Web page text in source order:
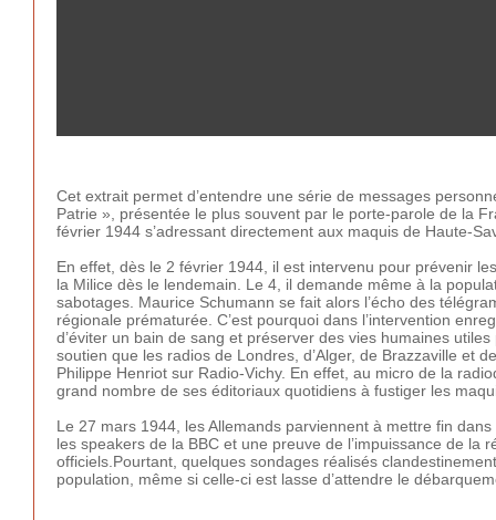
Cet extrait permet d’entendre une série de messages
Patrie », présentée le plus souvent par le porte-parole de la
février 1944 s’adressant directement aux maquis de Haute-
En effet, dès le 2 février 1944, il est intervenu pour prévenir
la Milice dès le lendemain. Le 4, il demande même à la
sabotages. Maurice Schumann se fait alors l’écho des
régionale prématurée. C’est pourquoi dans l’intervention
d’éviter un bain de sang et préserver des vies humaines
soutien que les radios de Londres, d’Alger, de Brazzaville et
Philippe Henriot sur Radio-Vichy. En effet, au micro de la
grand nombre de ses éditoriaux quotidiens à fustiger les
Le 27 mars 1944, les Allemands parviennent à mettre fin
les speakers de la BBC et une preuve de l’impuissance de
officiels.Pourtant, quelques sondages réalisés
population, même si celle-ci est lasse d’attendre le